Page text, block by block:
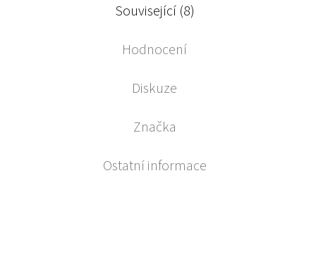
Související (8)
Hodnocení
Diskuze
Značka
Ostatní informace